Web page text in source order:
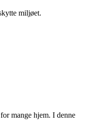
miljøet.
mange hjem. I denne